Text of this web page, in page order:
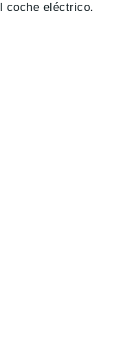
coche eléctrico.